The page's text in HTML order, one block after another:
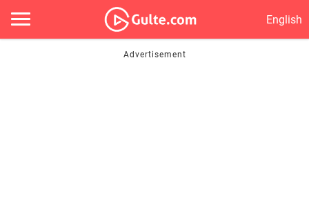
English